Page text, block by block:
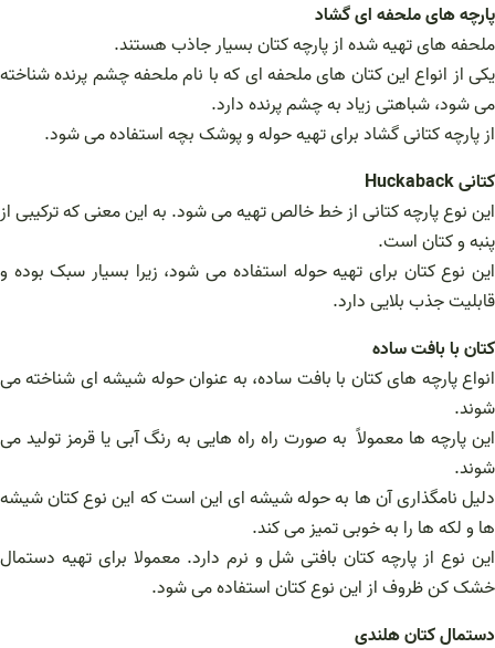
پارچه های ملحفه ای گشاد
ملحفه های تهیه شده از پارچه کتان بسیار جاذب هستند.
یکی از انواع این کتان های ملحفه ای که با نام ملحفه چشم پرنده شناخته
می شود، شباهتی زیاد به چشم پرنده دارد.
از پارچه کتانی گشاد برای تهیه حوله و پوشک بچه استفاده می شود.
کتانی Huckaback
این نوع پارچه کتانی از خط خالص تهیه می شود. به این معنی که ترکیبی از
پنبه و کتان است.
این نوع کتان برای تهیه حوله استفاده می شود، زیرا بسیار سبک بوده و
قابلیت جذب بلایی دارد.
کتان با بافت ساده
انواع پارچه های کتان با بافت ساده، به عنوان حوله شیشه ای شناخته می
شوند.
این پارچه ها معمولاً به صورت راه راه هایی به رنگ آبی یا قرمز تولید می
شوند.
دلیل نامگذاری آن ها به حوله شیشه ای این است که این نوع کتان شیشه
ها و لکه ها را به خوبی تمیز می کند.
این نوع از پارچه کتان بافتی شل و نرم دارد. معمولا برای تهیه دستمال
خشک کن ظروف از این نوع کتان استفاده می شود.
دستمال کتان هلندی